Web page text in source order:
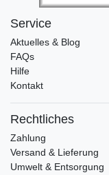
Service
Aktuelles & Blog
FAQs
Hilfe
Kontakt
Rechtliches
Zahlung
Versand & Lieferung
Umwelt & Entsorgung